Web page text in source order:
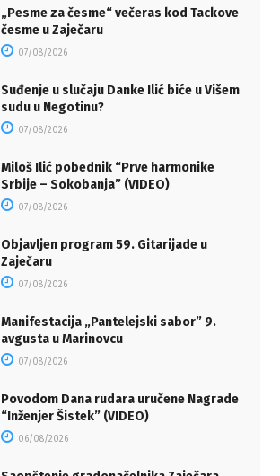
„Pesme za česme“ večeras kod Tackove
česme u Zaječaru
07/08/2026
Suđenje u slučaju Danke Ilić biće u Višem
sudu u Negotinu?
07/08/2026
Miloš Ilić pobednik “Prve harmonike
Srbije – Sokobanja” (VIDEO)
07/08/2026
Objavljen program 59. Gitarijade u
Zaječaru
07/08/2026
Manifestacija „Pantelejski sabor” 9.
avgusta u Marinovcu
07/08/2026
Povodom Dana rudara uručene Nagrade
“Inženjer Šistek” (VIDEO)
06/08/2026